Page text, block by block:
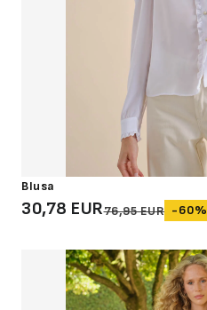
Blusa
30,78 EUR76,95 EUR -60%